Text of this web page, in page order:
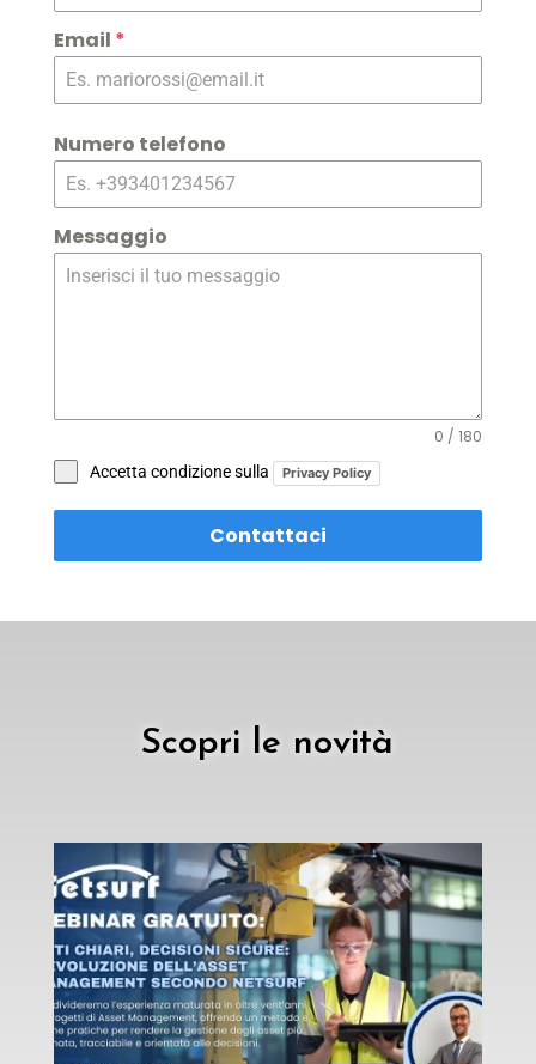
Email *
Numero telefono
Messaggio
0 / 180
Accetta condizione sulla Privacy Policy
Contattaci
Scopri le novità